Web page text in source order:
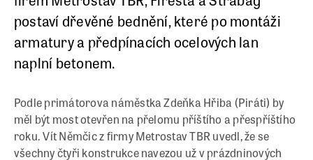
postaví dřevěné bednění, které po montáži
armatury a předpínacích ocelových lan
naplní betonem.
Podle primátorova náměstka Zdeňka Hřiba (Piráti) by
měl být most otevřen na přelomu příštího a přespříštího
roku. Vít Němčic z firmy Metrostav TBR uvedl, že se
všechny čtyři konstrukce navezou už v prázdninových